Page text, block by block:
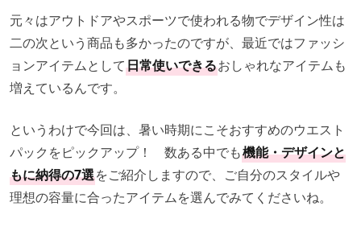
元々はアウトドアやスポーツで使われる物でデザイン性は
二の次という商品も多かったのですが、最近ではファッシ
ョンアイテムとして日常使いできるおしゃれなアイテムも
増えているんです。
というわけで今回は、暑い時期にこそおすすめのウエスト
パックをピックアップ！ 数ある中でも機能・デザインと
もに納得の7選をご紹介しますので、ご自分のスタイルや
理想の容量に合ったアイテムを選んでみてくださいね。